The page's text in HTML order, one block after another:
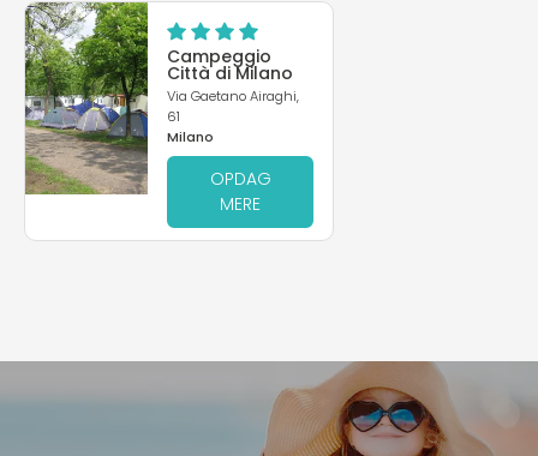
Campeggio
Città di Milano
Via Gaetano Airaghi,
61
Milano
OPDAG
MERE